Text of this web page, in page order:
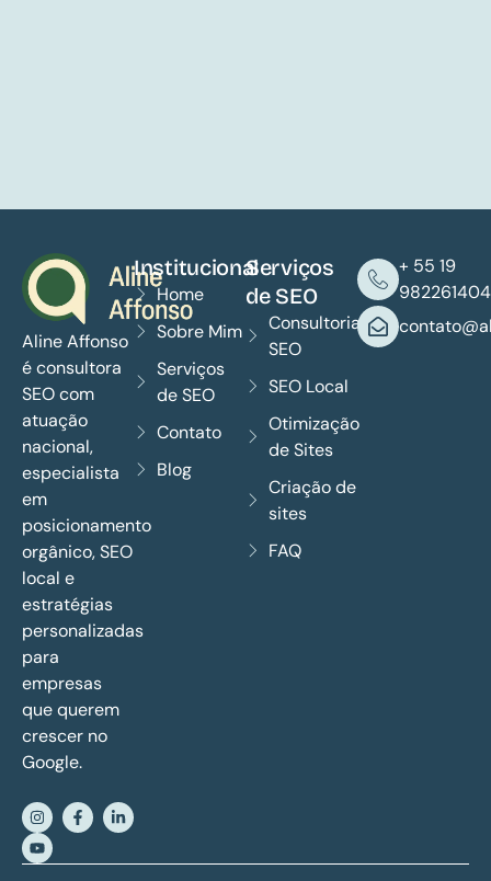
Aline Affonso
é consultora
SEO com
atuação
nacional,
especialista
em
posicionamento
orgânico, SEO
local e
estratégias
personalizadas
para
empresas
que querem
crescer no
Google.
Institucional
Home
Sobre Mim
Serviços
de SEO
Contato
Blog
Serviços
de SEO
Consultoria
SEO
SEO Local
Otimização
de Sites
Criação de
sites
FAQ
+ 55 19
982261404